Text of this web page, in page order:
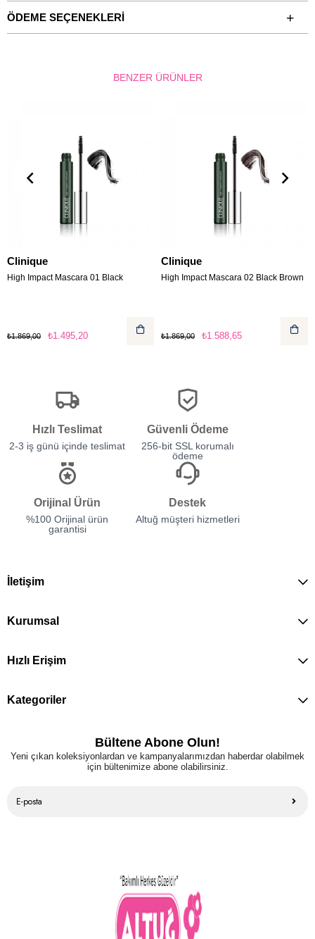
ÖDEME SEÇENEKLERI
BENZER ÜRÜNLER
Clinique
High Impact Mascara 01 Black
₺1.495,20
₺1.869,00
Clinique
High Impact Mascara 02 Black Brown
₺1.588,65
₺1.869,00
Hızlı Teslimat
2-3 iş günü içinde teslimat
Güvenli Ödeme
256-bit SSL korumalı
ödeme
Orijinal Ürün
%100 Orijinal ürün
garantisi
Destek
Altuğ müşteri hizmetleri
İletişim
Kurumsal
Hızlı Erişim
Kategoriler
Bültene Abone Olun!
Yeni çıkan koleksiyonlardan ve kampanyalarımızdan haberdar olabilmek
için bültenimize abone olabilirsiniz.